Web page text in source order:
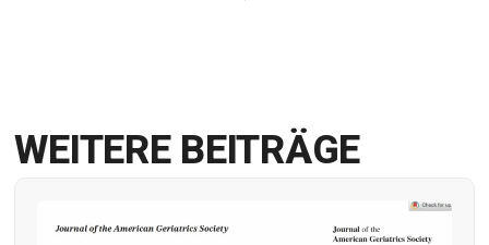
WEITERE BEITRÄGE